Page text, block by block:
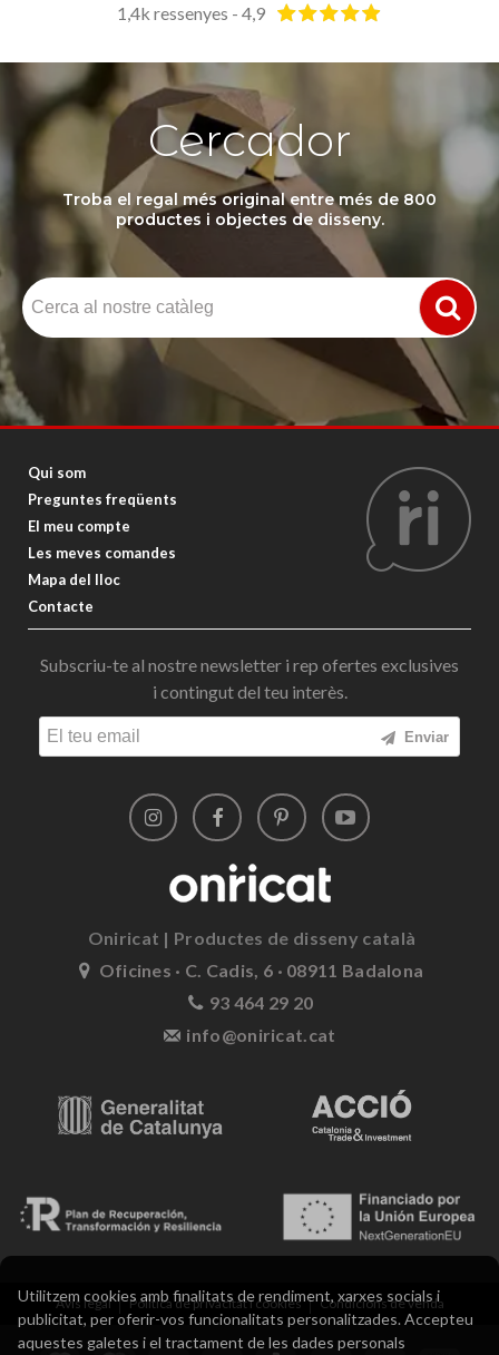
1,4k ressenyes - 4,9
Cercador
Troba el regal més original entre més de 800
productes i objectes de disseny.
Qui som
Preguntes freqüents
El meu compte
Les meves comandes
Mapa del lloc
Contacte
Subscriu-te al nostre newsletter i rep ofertes exclusives
i contingut del teu interès.
Enviar
Oniricat | Productes de disseny català
Oficines · C. Cadis, 6 · 08911 Badalona
93 464 29 20
info@oniricat.cat
Avís legal Política de privacitat i cookies Condicions de venda
Utilitzem cookies amb finalitats de rendiment, xarxes socials i
publicitat, per oferir-vos funcionalitats personalitzades. Accepteu
aquestes galetes i el tractament de les dades personals